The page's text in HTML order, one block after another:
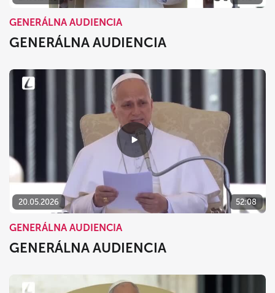
GENERÁLNA AUDIENCIA
GENERÁLNA AUDIENCIA
20.05.2026 52:08
GENERÁLNA AUDIENCIA
GENERÁLNA AUDIENCIA